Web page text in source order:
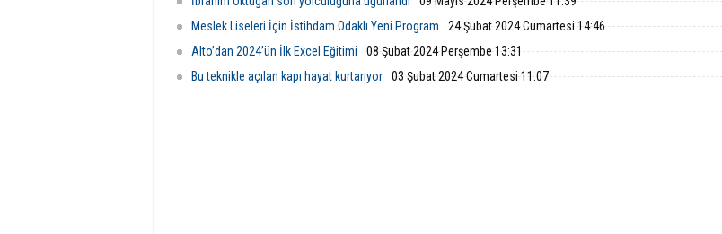
Meslek Liseleri İçin İstihdam Odaklı Yeni Program
24 Şubat 2024 Cumartesi 14:46
Alto’dan 2024’ün İlk Excel Eğitimi
08 Şubat 2024 Perşembe 13:31
Bu teknikle açılan kapı hayat kurtarıyor
03 Şubat 2024 Cumartesi 11:07